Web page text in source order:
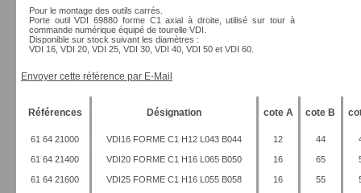
Pour le montage des outils carrés.
Porte outil VDI 69880 forme C1 axial à droite, utilisé sur tour à
commande numérique équipé de tourelle VDI.
Disponible sur stock suivant les diamètres :
VDI 16, VDI 20, VDI 25, VDI 30, VDI 40, VDI 50 et VDI 60.
Envoyer cette référence par E-Mail
Références Désignation cote A cote B
61 64 21000 VDI16 FORME C1 H12 L043 B044 12 44
61 64 21400 VDI20 FORME C1 H16 L065 B050 16 65
61 64 21600 VDI25 FORME C1 H16 L055 B058 16 55